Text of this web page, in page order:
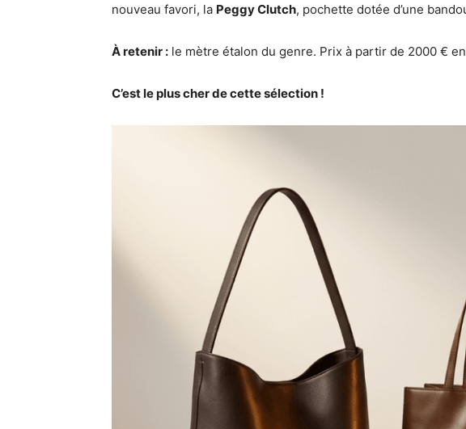
nouveau favori, la Peggy Clutch, pochette dotée d’une
À retenir : le mètre étalon du genre. Prix à partir de 2000 €
C’est le plus cher de cette sélection !